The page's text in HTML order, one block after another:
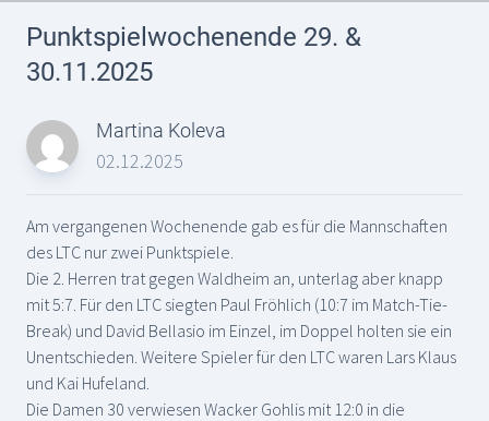
Punktspielwochenende 29. &
30.11.2025
Martina Koleva
02.12.2025
Am vergangenen Wochenende gab es für die Mannschaften
des LTC nur zwei Punktspiele.
Die 2. Herren trat gegen Waldheim an, unterlag aber knapp
mit 5:7. Für den LTC siegten Paul Fröhlich (10:7 im Match-Tie-
Break) und David Bellasio im Einzel, im Doppel holten sie ein
Unentschieden. Weitere Spieler für den LTC waren Lars Klaus
und Kai Hufeland.
Die Damen 30 verwiesen Wacker Gohlis mit 12:0 in die